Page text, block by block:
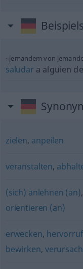
jemandem von
saludar a alguien de
zielen, anpeilen
veranstalten,
(sich) anlehnen (an),
orientieren (an)
erwecken,
bewirken,